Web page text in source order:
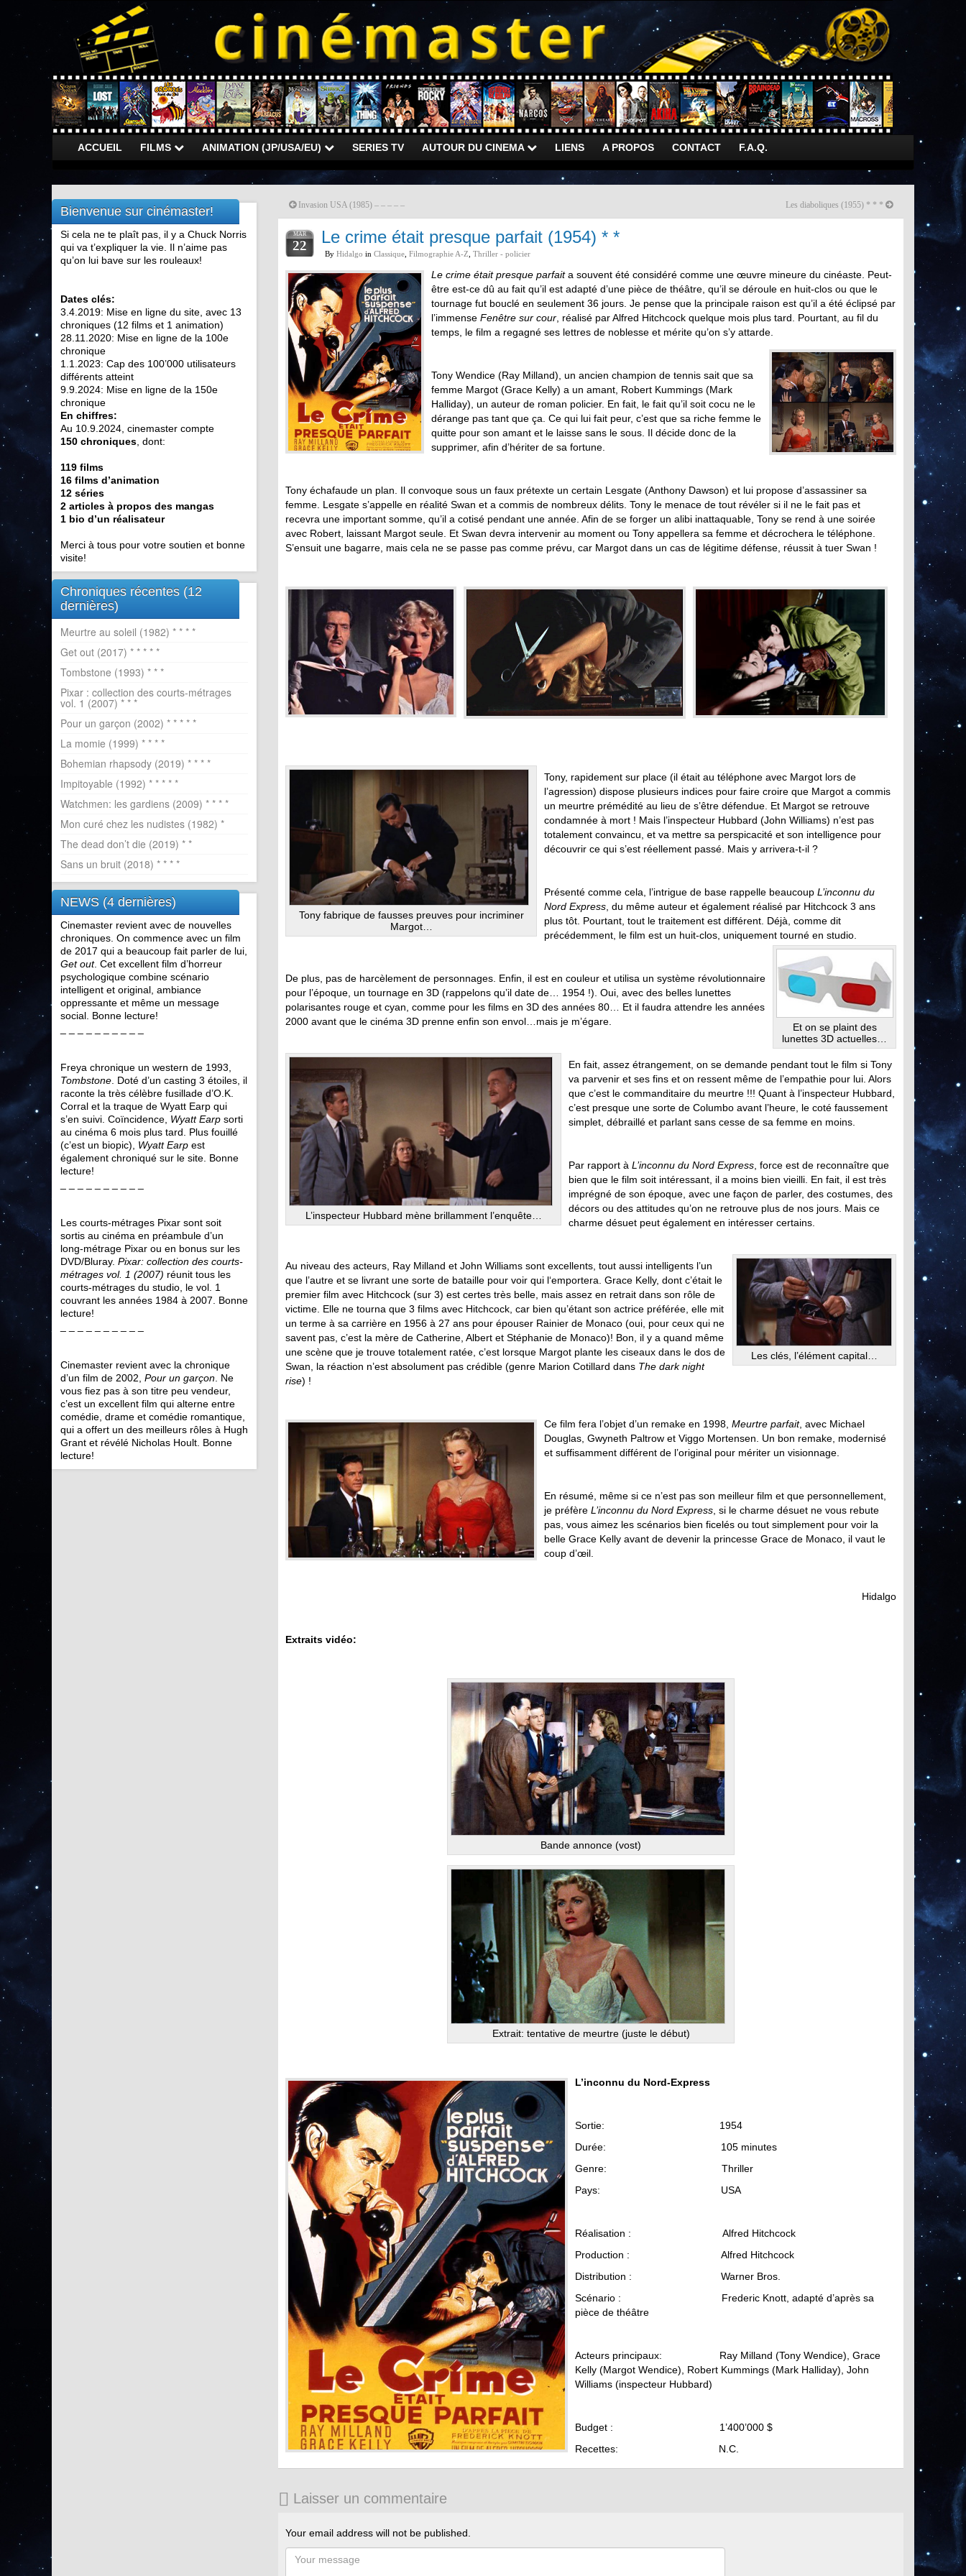
ACCUEIL FILMS ANIMATION (JP/USA/EU) SERIES TV AUTOUR DU CINEMA LIENS A PROPOS CONTACT F.A.Q.
Invasion USA (1985) – – – – – Les diaboliques (1955) * * *
MAR
22 Le crime était presque parfait (1954) * *
By Hidalgo in Classique Filmographie A-Z Thriller - policier
Le crime était presque parfaita souvent été considéré comme une œuvre mineure du cinéaste. Peut-
être est-ce dû au fait qu’il est adapté d’une pièce de théâtre, qu’il se déroule en huit-clos ou que le
tournage fut bouclé en seulement 36 jours. Je pense que la principale raison est qu’il a été éclipsé par
l’immense Fenêtre sur cour , réalisé par Alfred Hitchcock quelque mois plus tard. Pourtant, au fil du
temps, le film a regagné ses lettres de noblesse et mérite qu’on s’y attarde.
Tony Wendice (Ray Milland), un ancien champion de tennis sait que sa
femme Margot (Grace Kelly) a un amant, Robert Kummings (Mark
Halliday), un auteur de roman policier. En fait, le fait qu’il soit cocu ne le
dérange pas tant que ça. Ce qui lui fait peur, c’est que sa riche femme le
quitte pour son amant et le laisse sans le sous. Il décide donc de la
supprimer, afin d’hériter de sa fortune.
Tony échafaude un plan. Il convoque sous un faux prétexte un certain Lesgate (Anthony Dawson) et lui propose d’assassiner sa
femme. Lesgate s’appelle en réalité Swan et a commis de nombreux délits. Tony le menace de tout révéler si il ne le fait pas et
recevra une important somme, qu’il a cotisé pendant une année. Afin de se forger un alibi inattaquable, Tony se rend à une soirée
avec Robert, laissant Margot seule. Et Swan devra intervenir au moment ou Tony appellera sa femme et décrochera le téléphone.
S’ensuit une bagarre, mais cela ne se passe pas comme prévu, car Margot dans un cas de légitime défense, réussit à tuer Swan !
Tony fabrique de fausses preuves pour incriminer
Margot…
Tony, rapidement sur place (il était au téléphone avec Margot lors de
l’agression) dispose plusieurs indices pour faire croire que Margot a commis
un meurtre prémédité au lieu de s’être défendue. Et Margot se retrouve
condamnée à mort ! Mais l’inspecteur Hubbard (John Williams) n’est pas
totalement convaincu, et va mettre sa perspicacité et son intelligence pour
découvrir ce qui s’est réellement passé. Mais y arrivera-t-il ?
Présenté comme cela, l’intrigue de base rappelle beaucoup L’inconnu du
Nord Express, du même auteur et également réalisé par Hitchcock 3 ans
plus tôt. Pourtant, tout le traitement est différent. Déjà, comme dit
précédemment, le film est un huit-clos, uniquement tourné en studio.
Et on se plaint des
lunettes 3D actuelles…
De plus, pas de harcèlement de personnages. Enfin, il est en couleur et utilisa un système révolutionnaire
pour l’époque, un tournage en 3D (rappelons qu’il date de… 1954 !). Oui, avec des belles lunettes
polarisantes rouge et cyan, comme pour les films en 3D des années 80… Et il faudra attendre les années
2000 avant que le cinéma 3D prenne enfin son envol…mais je m’égare.
L’inspecteur Hubbard mène brillamment l’enquête…
En fait, assez étrangement, on se demande pendant tout le film si Tony
va parvenir et ses fins et on ressent même de l’empathie pour lui. Alors
que c’est le commanditaire du meurtre !!! Quant à l’inspecteur Hubbard,
c’est presque une sorte de Columbo avant l’heure, le coté faussement
simplet, débraillé et parlant sans cesse de sa femme en moins.
Par rapport à L’inconnu du Nord Express, force est de reconnaître que
bien que le film soit intéressant, il a moins bien vieilli. En fait, il est très
imprégné de son époque, avec une façon de parler, des costumes, des
décors ou des attitudes qu’on ne retrouve plus de nos jours. Mais ce
charme désuet peut également en intéresser certains.
Les clés, l’élément capital…
Au niveau des acteurs, Ray Milland et John Williams sont excellents, tout aussi intelligents l’un
que l’autre et se livrant une sorte de bataille pour voir qui l‘emportera. Grace Kelly, dont c’était le
premier film avec Hitchcock (sur 3) est certes très belle, mais assez en retrait dans son rôle de
victime. Elle ne tourna que 3 films avec Hitchcock, car bien qu’étant son actrice préférée, elle mit
un terme à sa carrière en 1956 à 27 ans pour épouser Rainier de Monaco (oui, pour ceux qui ne
savent pas, c’est la mère de Catherine, Albert et Stéphanie de Monaco)! Bon, il y a quand même
une scène que je trouve totalement ratée, c’est lorsque Margot plante les ciseaux dans le dos de
Swan, la réaction n’est absolument pas crédible (genre Marion Cotillard dans The dark night
rise) !
Ce film fera l’objet d’un remake en 1998, Meurtre parfait, avec Michael
Douglas, Gwyneth Paltrow et Viggo Mortensen. Un bon remake, modernisé
et suffisamment différent de l’original pour mériter un visionnage.
En résumé, même si ce n’est pas son meilleur film et que personnellement,
je préfère L’inconnu du Nord Express, si le charme désuet ne vous rebute
pas, vous aimez les scénarios bien ficelés ou tout simplement pour voir la
belle Grace Kelly avant de devenir la princesse Grace de Monaco, il vaut le
coup d’œil.
Hidalgo
Extraits vidéo:
Bande annonce (vost)
Extrait: tentative de meurtre (juste le début)
L’inconnu du Nord-Express
Sortie: 1954
Durée: 105 minutes
Genre: Thriller
Pays: USA
Réalisation : Alfred Hitchcock
Production : Alfred Hitchcock
Distribution : Warner Bros.
Scénario : Frederic Knott, adapté d’après sa
pièce de théâtre
Acteurs principaux: Ray Milland (Tony Wendice), Grace
Kelly (Margot Wendice), Robert Kummings (Mark Halliday), John
Williams (inspecteur Hubbard)
Budget : 1’400’000 $
Recettes: N.C.
Laisser un commentaire
Your email address will not be published.
Bienvenue sur cinémaster!
Si cela ne te plaît pas, il y a Chuck Norris
qui va t’expliquer la vie. Il n’aime pas
qu’on lui bave sur les rouleaux!
Dates clés:
3.4.2019: Mise en ligne du site, avec 13
chroniques (12 films et 1 animation)
28.11.2020: Mise en ligne de la 100e
chronique
1.1.2023: Cap des 100’000 utilisateurs
différents atteint
9.9.2024: Mise en ligne de la 150e
chronique
En chiffres:
Au 10.9.2024, cinemaster compte
150 chroniques , dont:
119 films
16 films d’animation
12 séries
2 articles à propos des mangas
1 bio d’un réalisateur
Merci à tous pour votre soutien et bonne
visite!
Chroniques récentes (12
dernières)
Meurtre au soleil (1982) * * * *
Get out (2017) * * * * *
Tombstone (1993) * * *
Pixar : collection des courts-métrages
vol. 1 (2007) * * *
Pour un garçon (2002) * * * * *
La momie (1999) * * * *
Bohemian rhapsody (2019) * * * *
Impitoyable (1992) * * * * *
Watchmen: les gardiens (2009) * * * *
Mon curé chez les nudistes (1982) *
The dead don’t die (2019) * *
Sans un bruit (2018) * * * *
NEWS (4 dernières)
Cinemaster revient avec de nouvelles
chroniques. On commence avec un film
de 2017 qui a beaucoup fait parler de lui,
Get out. Cet excellent film d’horreur
psychologique combine scénario
intelligent et original, ambiance
oppressante et même un message
social. Bonne lecture!
Freya chronique un western de 1993,
Tombstone . Doté d’un casting 3 étoiles, il
raconte la très célèbre fusillade d’O.K.
Corral et la traque de Wyatt Earp qui
s’en suivi. Coïncidence, Wyatt Earp sorti
au cinéma 6 mois plus tard. Plus fouillé
(c’est un biopic), Wyatt Earp est
également chroniqué sur le site. Bonne
lecture!
Les courts-métrages Pixar sont soit
sortis au cinéma en préambule d’un
long-métrage Pixar ou en bonus sur les
DVD/Bluray. Pixar: collection des courts-
métrages vol. 1 (2007) réunit tous les
courts-métrages du studio, le vol. 1
couvrant les années 1984 à 2007. Bonne
lecture!
Cinemaster revient avec la chronique
d’un film de 2002, Pour un garçon . Ne
vous fiez pas à son titre peu vendeur,
c’est un excellent film qui alterne entre
comédie, drame et comédie romantique,
qui a offert un des meilleurs rôles à Hugh
Grant et révélé Nicholas Hoult. Bonne
lecture!